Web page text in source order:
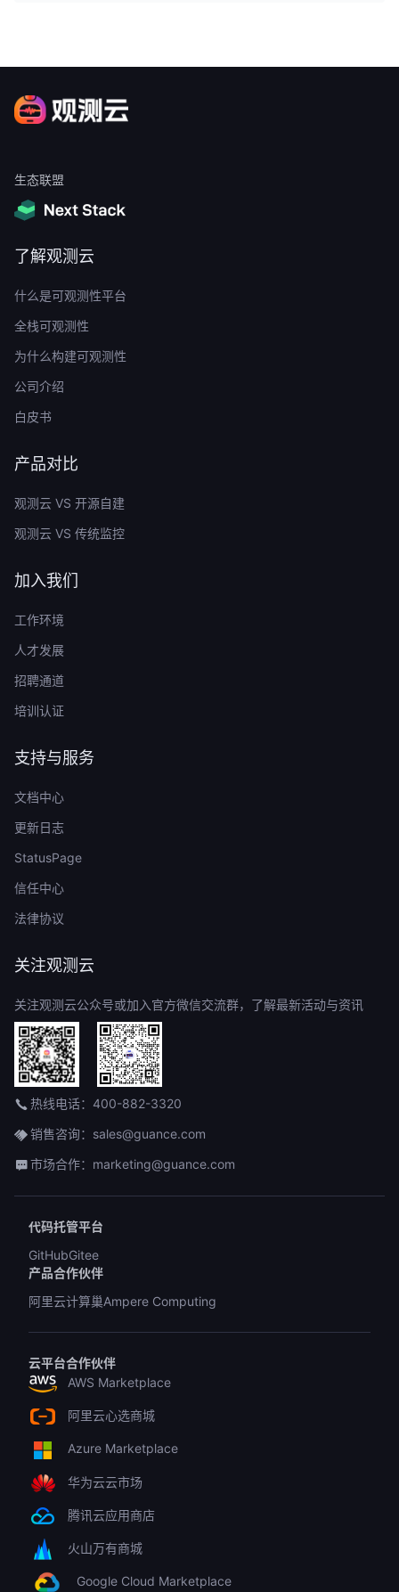
生态联盟
了解观测云
什么是可观测性平台
全栈可观测性
为什么构建可观测性
公司介绍
白皮书
产品对比
观测云 VS 开源自建
观测云 VS 传统监控
加入我们
工作环境
人才发展
招聘通道
培训认证
支持与服务
文档中心
更新日志
StatusPage
信任中心
法律协议
关注观测云
关注观测云公众号或加入官方微信交流群，了解最新活动与资讯
热线电话：400-882-3320
销售咨询：sales@guance.com
市场合作：marketing@guance.com
代码托管平台
GitHubGitee
产品合作伙伴
阿里云计算巢Ampere Computing
云平台合作伙伴
AWS Marketplace
阿里云心选商城
Azure Marketplace
华为云云市场
腾讯云应用商店
火山万有商城
Google Cloud Marketplace